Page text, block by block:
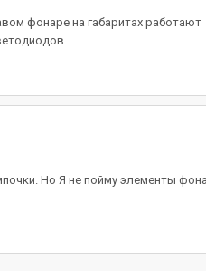
фонаре на габаритах работают
Но Я не пойму элементы